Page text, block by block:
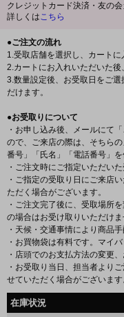
クレジットカード決済・友の
詳しくはこちら
●ご注文の流れ
1.受取店舗を選択し、カートに
2.カートにお入れいただいた後
3.数量設定後、お受取日をご
だけます。
●お受取りについて
・お申し込み後、メールにて
ので、ご来店の際は、そちら
番号」「氏名」「電話番号」を
・ご注文時にご指定いただい
・ご指定の受取り日にご来店
ただく場合がございます。
・ご注文完了後に、受取場所
の場合はお受け取りいただけま
・天候・交通事情により商品
・お買物袋は有料です。マイ
・店頭でのお支払方法の変更
・お受取り当日、担当者より
せていただく場合がございます
在庫状況